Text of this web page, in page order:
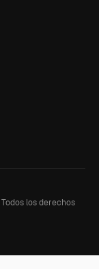
Todos los derechos